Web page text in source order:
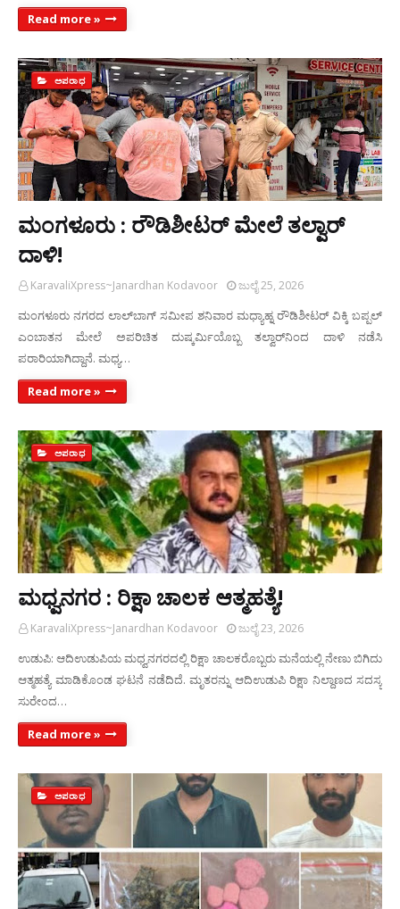
Read more »
ಅಪರಾಧ
ಮಂಗಳೂರು : ರೌಡಿಶೀಟರ್ ಮೇಲೆ ತಲ್ವಾರ್‌
ದಾಳಿ!
KaravaliXpress~Janardhan Kodavoor ಜುಲೈ 25, 2026
ಮಂಗಳೂರು ನಗರದ ಲಾಲ್‌ಬಾಗ್‌ ಸಮೀಪ ಶನಿವಾರ ಮಧ್ಯಾಹ್ನ ರೌಡಿಶೀಟರ್ ವಿಕ್ಕಿ ಬಪ್ಪಲ್
ಎಂಬಾತನ ಮೇಲೆ ಅಪರಿಚಿತ ದುಷ್ಕರ್ಮಿಯೊಬ್ಬ ತಲ್ವಾರ್‌ನಿಂದ ದಾಳಿ ನಡೆಸಿ
ಪರಾರಿಯಾಗಿದ್ದಾನೆ. ಮಧ್ಯ…
Read more »
ಅಪರಾಧ
ಮಧ್ವನಗರ : ರಿಕ್ಷಾ ಚಾಲಕ ಆತ್ಮಹತ್ಯೆ!
KaravaliXpress~Janardhan Kodavoor ಜುಲೈ 23, 2026
ಉಡುಪಿ: ಆದಿಉಡುಪಿಯ ಮಧ್ವನಗರದಲ್ಲಿ ರಿಕ್ಷಾ ಚಾಲಕರೊಬ್ಬರು ಮನೆಯಲ್ಲಿ ನೇಣು ಬಿಗಿದು
ಆತ್ಮಹತ್ಯೆ ಮಾಡಿಕೊಂಡ ಘಟನೆ ನಡೆದಿದೆ. ಮೃತರನ್ನು ಆದಿಉಡುಪಿ ರಿಕ್ಷಾ ನಿಲ್ದಾಣದ ಸದಸ್ಯ
ಸುರೇಂದ…
Read more »
ಅಪರಾಧ